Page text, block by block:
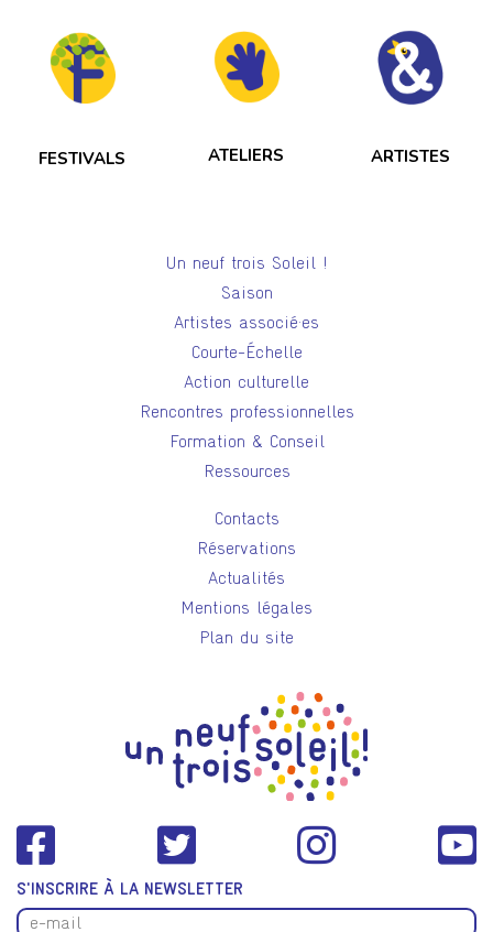
FESTIVALS ATELIERS ARTISTES
Un neuf trois Soleil !
Saison
Artistes associé·es
Courte-Échelle
Action culturelle
Rencontres professionnelles
Formation & Conseil
Ressources
Contacts
Réservations
Actualités
Mentions légales
Plan du site
S'INSCRIRE À LA NEWSLETTER